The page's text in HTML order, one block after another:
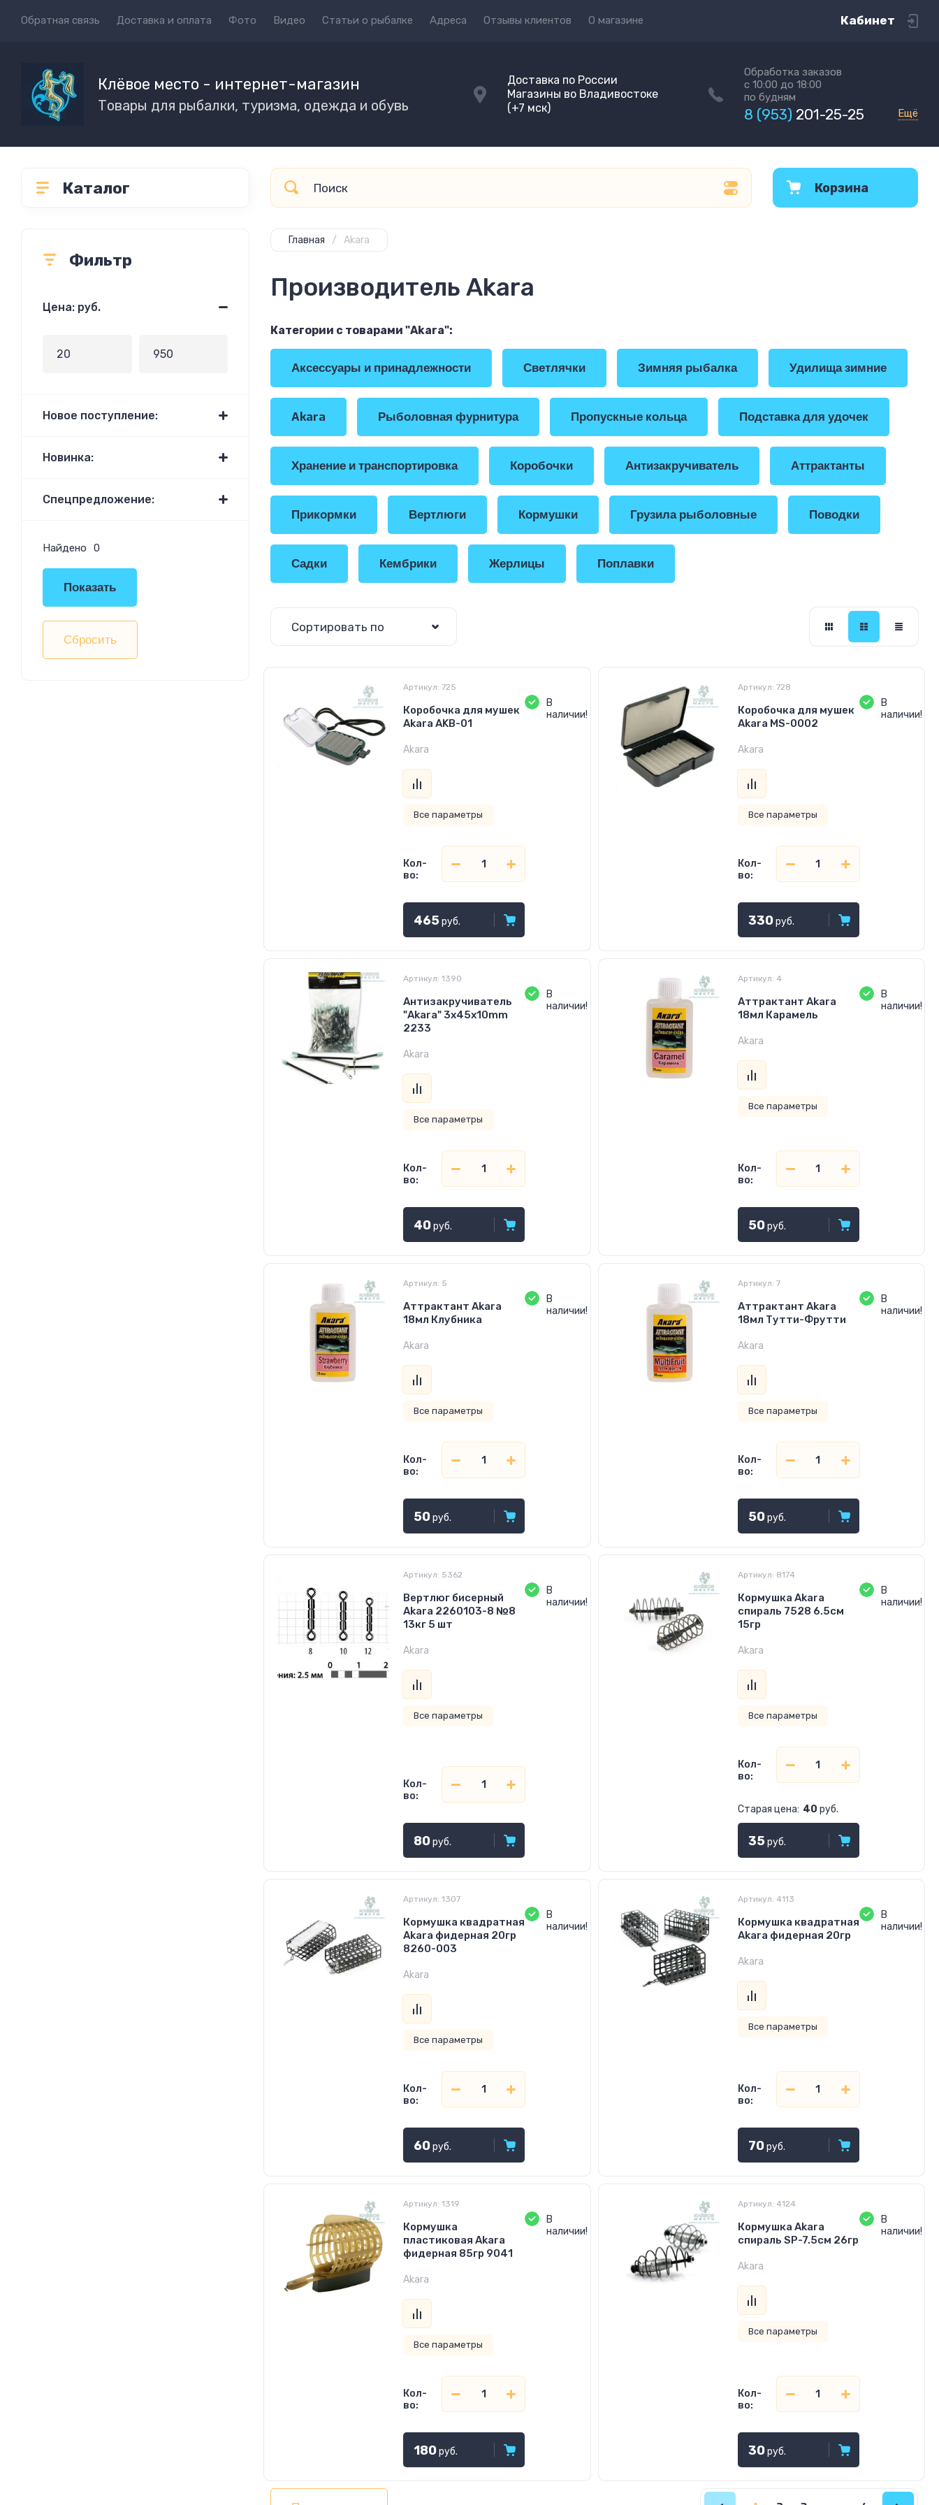
Обратная связь Доставка и оплата Фото Видео Статьи о рыбалке Адреса Отзывы клиентов О магазине Кабинет
Клёвое место - интернет-магазин
Товары для рыбалки, туризма, одежда и обувь
Доставка по России
Магазины во Владивостоке
(+7 мск)
Обработка заказов
с 10:00 до 18:00
по будням
8 (953) 201-25-25 Ещё
Фильтр
Цена: руб.
Новое поступление:
Новинка:
Спецпредложение:
Найдено 0
Показать
Сбросить
Каталог Корзина
Главная / Akara
Производитель Akara
Категории с товарами "Akara":
Аксессуары и принадлежности Светлячки Зимняя рыбалка Удилища зимние
Akara Рыболовная фурнитура Пропускные кольца Подставка для удочек
Хранение и транспортировка Коробочки Антизакручиватель Аттрактанты
Прикормки Вертлюги Кормушки Грузила рыболовные Поводки
Садки Кембрики Жерлицы Поплавки
Сортировать по
Артикул: 725
Коробочка для мушек
Akara AKB-01
Akara
Все параметры
Кол-
во:
465руб.
В
наличии!
Артикул: 728
Коробочка для мушек
Akara MS-0002
Akara
Все параметры
Кол-
во:
330руб.
В
наличии!
Артикул: 1390
Антизакручиватель
"Akara" 3x45x10mm
2233
Akara
Все параметры
Кол-
во:
40руб.
В
наличии!
Артикул: 4
Аттрактант Akara
18мл Карамель
Akara
Все параметры
Кол-
во:
50руб.
В
наличии!
Артикул: 5
Аттрактант Akara
18мл Клубника
Akara
Все параметры
Кол-
во:
50руб.
В
наличии!
Артикул: 7
Аттрактант Akara
18мл Тутти-Фрутти
Akara
Все параметры
Кол-
во:
50руб.
В
наличии!
Артикул: 5362
Вертлюг бисерный
Akara 2260103-8 №8
13кг 5 шт
Akara
Все параметры
Кол-
во:
80руб.
В
наличии!
Артикул: 8174
Кормушка Akara
cпираль 7528 6.5см
15гр
Akara
Все параметры
Кол-
во:
Старая цена: 40 руб.
35руб.
В
наличии!
Артикул: 1307
Кормушка квадратная
Akara фидерная 20гр
8260-003
Akara
Все параметры
Кол-
во:
60руб.
В
наличии!
Артикул: 4113
Кормушка квадратная
Akara фидерная 20гр
Akara
Все параметры
Кол-
во:
70руб.
В
наличии!
Артикул: 1319
Кормушка
пластиковая Akara
фидерная 85гр 9041
Akara
Все параметры
Кол-
во:
180руб.
В
наличии!
Артикул: 4124
Кормушка Akara
cпираль SP-7.5см 26гр
Akara
Все параметры
Кол-
во:
30руб.
В
наличии!